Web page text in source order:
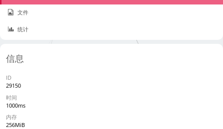
文件
统计
信息
ID
29150
时间
1000ms
内存
256MiB